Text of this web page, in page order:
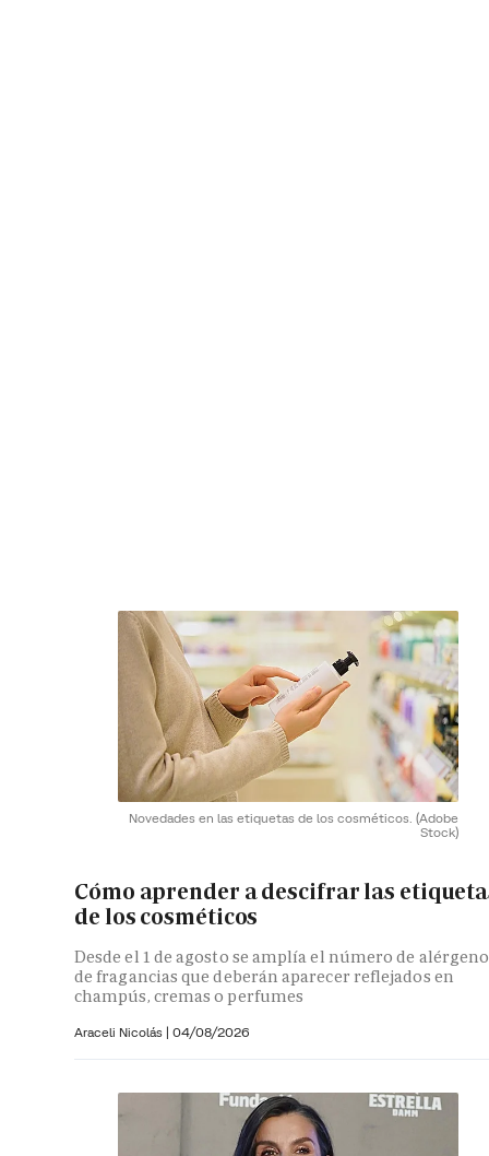
Novedades en las etiquetas de los cosméticos. (Adobe
Stock)
Cómo aprender a descifrar las
de los cosméticos
Desde el 1 de agosto se amplía el número de
de fragancias que deberán aparecer reflejados en
champús, cremas o perfumes
Araceli Nicolás | 04/08/2026